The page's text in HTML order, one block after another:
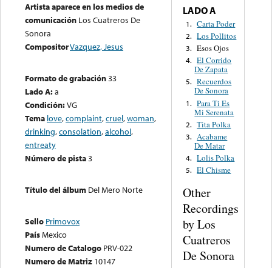
Artista aparece en los medios de
comunicación Los Cuatreros De
Sonora
CompositorVazquez, Jesus
Formato de grabación33
Lado A:a
Condición:VG
Tema love,complaint,cruel,woman,
drinking,consolation,alcohol,
entreaty
Número de pista3
Título del álbum Del Mero Norte
Sello Primovox
PaísMexico
Numero de Catalogo PRV-022
Numero de Matriz 10147
LADO A
1. Carta Poder
2. Los Pollitos
3. Esos Ojos
4. El Corrido
De Zapata
5. Recuerdos
De Sonora
1. Para Ti Es
Mi Serenata
2. Tita Polka
3. Acabame
De Matar
4. Lolis Polka
5. El Chisme
Other
Recordings
by Los
Cuatreros
De Sonora